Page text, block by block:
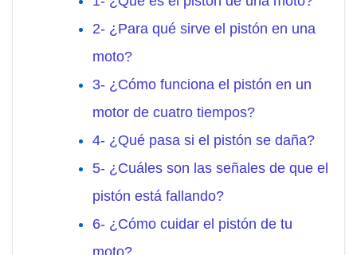
2- ¿Para qué sirve el pistón en una
moto?
3- ¿Cómo funciona el pistón en un
motor de cuatro tiempos?
4- ¿Qué pasa si el pistón se daña?
5- ¿Cuáles son las señales de que el
pistón está fallando?
6- ¿Cómo cuidar el pistón de tu